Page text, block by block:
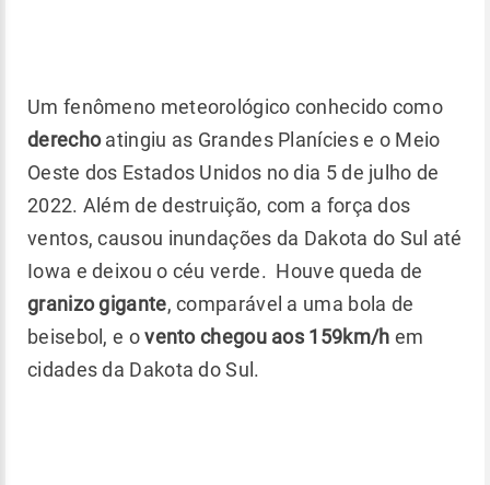
Um fenômeno meteorológico conhecido como
derechoatingiu as Grandes Planícies e o Meio
Oeste dos Estados Unidos no dia 5 de julho de
2022. Além de destruição, com a força dos
ventos, causou inundações da Dakota do Sul até
Iowa e deixou o céu verde. Houve queda de
granizo gigante, comparável a uma bola de
beisebol, e ovento chegou aos 159km/h em
cidades da Dakota do Sul.